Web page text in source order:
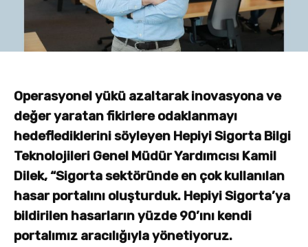
Operasyonel yükü azaltarak inovasyona ve
değer yaratan fikirlere odaklanmayı
hedeflediklerini söyleyen Hepiyi Sigorta Bilgi
Teknolojileri Genel Müdür Yardımcısı Kamil
Dilek, “Sigorta sektöründe en çok kullanılan
hasar portalını oluşturduk. Hepiyi Sigorta’ya
bildirilen hasarların yüzde 90’ını kendi
portalımız aracılığıyla yönetiyoruz.